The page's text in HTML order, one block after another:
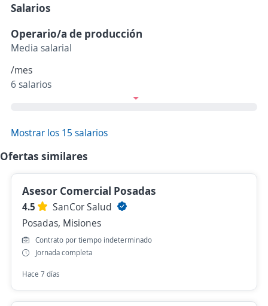
Salarios
Operario/a de producción
Media salarial
/mes
6 salarios
Mostrar los 15 salarios
Ofertas similares
Asesor Comercial Posadas
4.5
SanCor Salud
Posadas, Misiones
Contrato por tiempo indeterminado
Jornada completa
Hace 7 días